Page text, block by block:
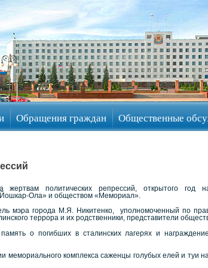
Обращения граждан Общественные
политических репрессий, открытого год
Йошкар-Ола» и обществом «Мемориал».
мэра города М.Я. Никитенко, уполномоченный по
террора и их родственники, представители
о погибших в сталинских лагерях и
мемориального комплекса саженцы голубых елей и туи